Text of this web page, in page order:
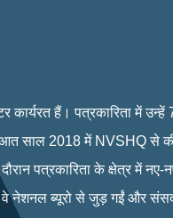
हैं। पत्रकारिता में उन्हें 7
साल 2018 में NVSHQ से की
पत्रकारिता के क्षेत्र में नए-
वे नेशनल ब्यूरो से जुड़ गईं और